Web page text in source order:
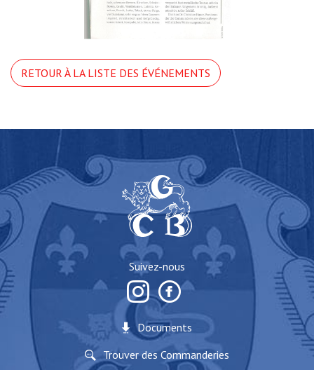
RETOUR À LA LISTE DES ÉVÉNEMENTS
Suivez-nous
Documents
Trouver des Commanderies